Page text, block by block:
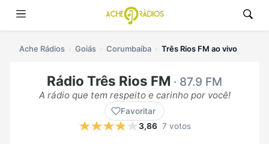
Ache Rádios Goiás Corumbaíba Três Rios FM ao vivo
Rádio Três Rios FM · 87.9 FM
A rádio que tem respeito e carinho por você!
Favoritar
3,86 7 votos